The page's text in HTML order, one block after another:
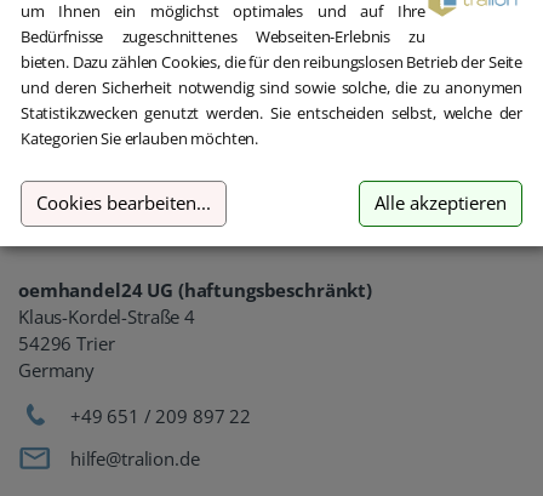
Gebrauchte Software kaufen
Aber sicher!
oemhandel24 UG (haftungsbeschränkt)
Klaus-Kordel-Straße 4
54296 Trier
Germany
+49 651 / 209 897 22
hilfe@tralion.de
um Ihnen ein möglichst optimales und auf Ihre
Bedürfnisse zugeschnittenes Webseiten-Erlebnis zu
bieten. Dazu zählen Cookies, die für den reibungslosen Betrieb der Seite
und deren Sicherheit notwendig sind sowie solche, die zu anonymen
Statistikzwecken genutzt werden. Sie entscheiden selbst, welche der
Kategorien Sie erlauben möchten.
Cookies bearbeiten... Alle akzeptieren